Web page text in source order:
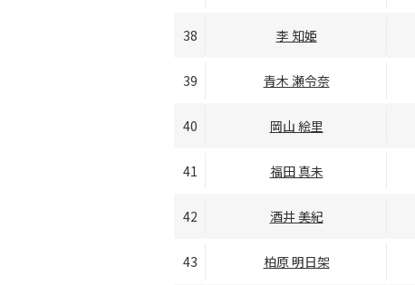
38 李 知姫
39 青木 瀬令奈
40 岡山 絵里
41 福田 真未
42 酒井 美紀
43 柏原 明日架